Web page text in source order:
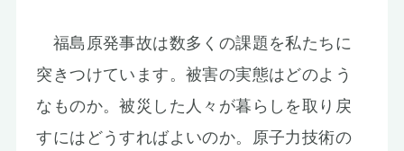
福島原発事故は数多くの課題を私たちに
突きつけています。被害の実態はどのよう
なものか。被災した人々が暮らしを取り戻
すにはどうすればよいのか。原子力技術の